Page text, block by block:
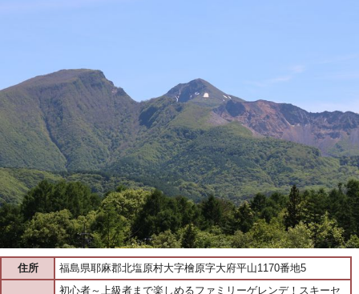
住所 福島県耶麻郡北塩原村大字檜原字大府平山1170番地5
初心者～上級者まで楽しめるファミリーゲレンデ！スキーセ